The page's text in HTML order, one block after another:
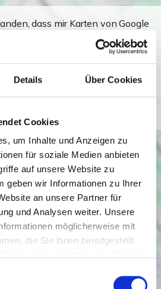
Details Über Cookies
Cookies
um Inhalte und Anzeigen zu
für soziale Medien anbieten
auf unsere Website zu
geben wir Informationen zu Ihrer
an unsere Partner für
und Analysen weiter. Unsere
möglicherweise mit
die Sie ihnen bereitgestellt
dass mir Karten von Google
werden. Es gelten die